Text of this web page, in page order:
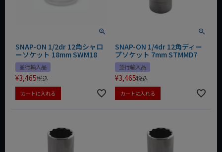
SNAP-ON 1/2dr 12角シャロ
ーソケット 18mm SWM18
並行輸入品
¥3,465税込
カートに入れる
SNAP-ON 1/4dr 12角ディー
プソケット 7mm STMMD7
並行輸入品
¥3,465税込
カートに入れる